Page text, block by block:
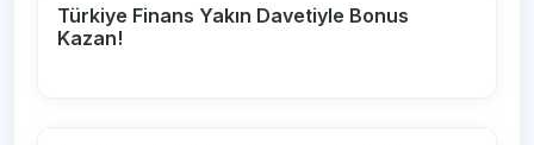
Türkiye Finans Yakın Davetiyle Bonus
Kazan!